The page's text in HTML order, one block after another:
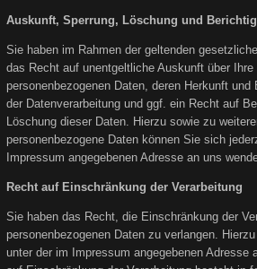
Auskunft, Sperrung, Löschung und
Sie haben im Rahmen der geltenden
das Recht auf unentgeltliche Auskunft über Ihre
personenbezogenen Daten, deren Herkunft
der Datenverarbeitung und ggf. ein Recht auf
Löschung dieser Daten. Hierzu sowie zu
personenbezogene Daten können Sie sich
Impressum angegebenen Adresse an uns
Recht auf Einschränkung der Verarbeitung
Sie haben das Recht, die Einschränkung der
personenbezogenen Daten zu verlangen.
unter der im Impressum angegebenen Adresse